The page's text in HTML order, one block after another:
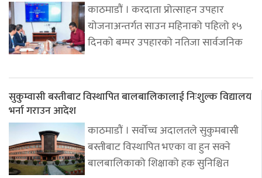
काठमाडौं । करदाता प्रोत्साहन उपहार
योजनाअन्तर्गत साउन महिनाको पहिलो १५
दिनको बम्पर उपहारको नतिजा सार्वजनिक
सुकुम्वासी बस्तीबाट विस्थापित बालबालिकालाई निःशुल्क विद्यालय
भर्ना गराउन आदेश
काठमाडौं । सर्वोच्च अदालतले सुकुमबासी
बस्तीबाट विस्थापित भएका वा हुन सक्ने
बालबालिकाको शिक्षाको हक सुनिश्चित